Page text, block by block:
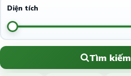
Diện tích
Tìm kiếm